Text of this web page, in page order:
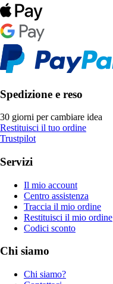
Spedizione e reso
30 giorni per cambiare idea
Restituisci il tuo ordine
Trustpilot
Servizi
Il mio account
Centro assistenza
Traccia il mio ordine
Restituisci il mio ordine
Codici sconto
Chi siamo
Chi siamo?